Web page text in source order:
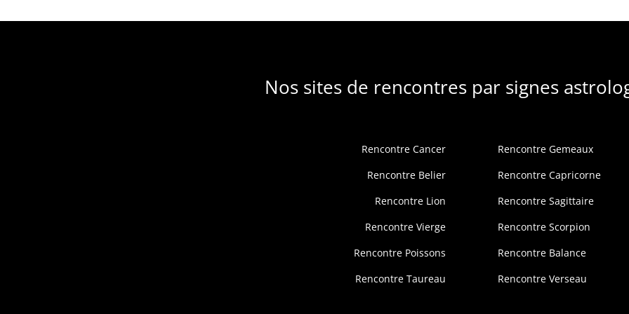
Nos sites de rencontres par signes
Rencontre Cancer
Rencontre Belier
Rencontre Lion
Rencontre Vierge
Rencontre Poissons
Rencontre Taureau
Rencontre Gemeaux
Rencontre Capricorne
Rencontre Sagittaire
Rencontre Scorpion
Rencontre Balance
Rencontre Verseau